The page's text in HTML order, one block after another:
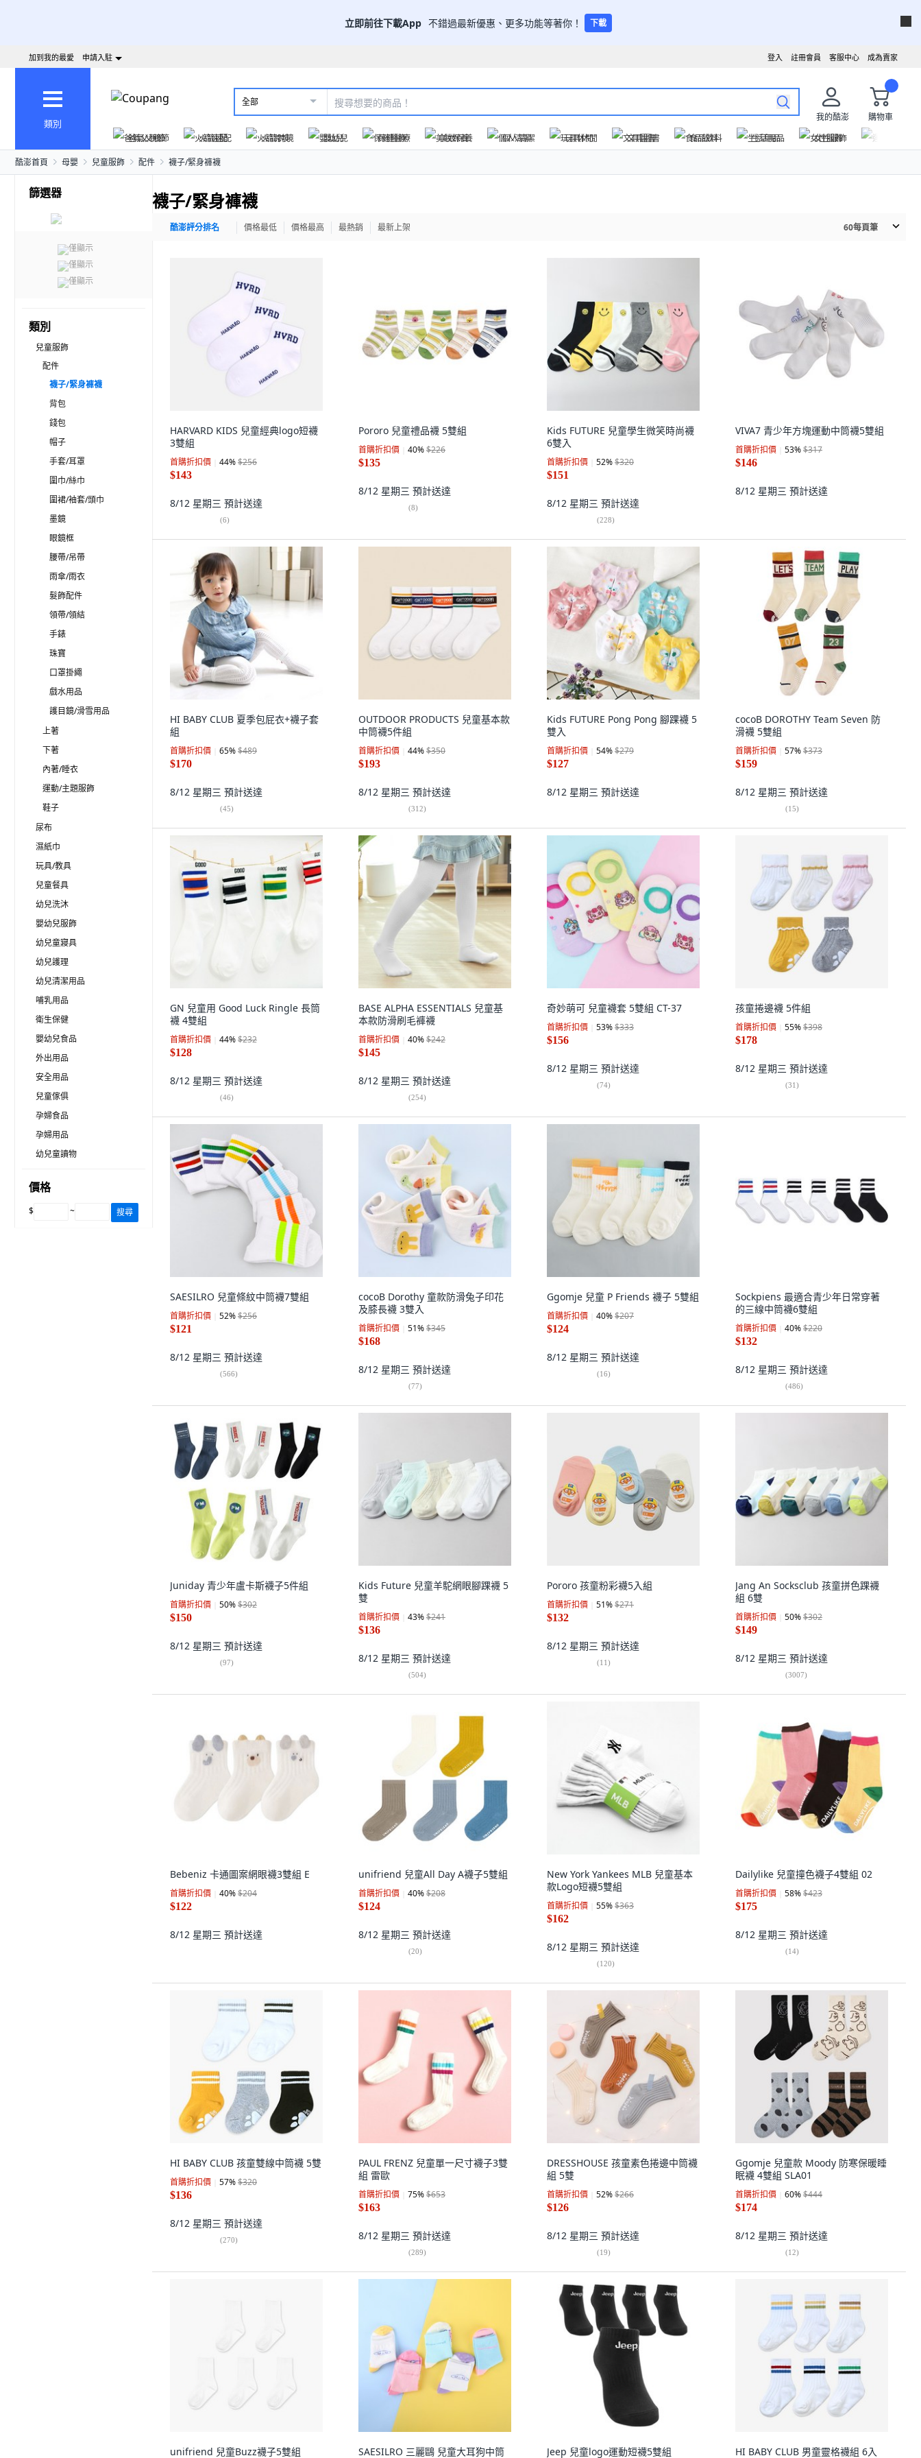
立即前往下載App 不錯過最新優惠、更多功能等著你！ 下載
成為賣家
客服中心
註冊會員
登入
加到我的最愛 申請入駐
類別
全部
我的酷澎
購物車
爸氣父親節
火箭速配 火箭跨境 嬰幼兒 保健醫療 美妝保養 個人清潔 玩具休閒 文具圖書 食品飲料 生活用品 女性服飾
酷澎首頁 母嬰 兒童服飾 配件 襪子/緊身褲襪
篩選器
僅顯示
僅顯示
僅顯示
類別
兒童服飾
配件
襪子/緊身褲襪
背包
錢包
帽子
手套/耳罩
圍巾/絲巾
圍裙/袖套/頭巾
墨鏡
眼鏡框
腰帶/吊帶
雨傘/雨衣
髮飾配件
領帶/領結
手錶
珠寶
口罩掛繩
戲水用品
護目鏡/滑雪用品
上著
下著
內著/睡衣
運動/主題服飾
鞋子
尿布
濕紙巾
玩具/教具
兒童餐具
幼兒洗沐
嬰幼兒服飾
幼兒童寢具
幼兒護理
幼兒清潔用品
哺乳用品
衛生保健
嬰幼兒食品
外出用品
安全用品
兒童傢俱
孕婦食品
孕婦用品
幼兒童讀物
價格
$ ~ 搜尋
襪子/緊身褲襪
酷澎評分排名 價格最低 價格最高 最熱銷 最新上架 60每頁筆
HARVARD KIDS 兒童經典logo短襪
3雙組
首購折扣價 44%$256
$143
8/12 星期三 預計送達
(6)
Pororo 兒童禮品襪 5雙組
首購折扣價 40%$226
$135
8/12 星期三 預計送達
(8)
Kids FUTURE 兒童學生微笑時尚襪
6雙入
首購折扣價 52%$320
$151
8/12 星期三 預計送達
(228)
VIVA7 青少年方塊運動中筒襪5雙組
首購折扣價 53%$317
$146
8/12 星期三 預計送達
HI BABY CLUB 夏季包屁衣+襪子套
組
首購折扣價 65%$489
$170
8/12 星期三 預計送達
(45)
OUTDOOR PRODUCTS 兒童基本款
中筒襪5件組
首購折扣價 44%$350
$193
8/12 星期三 預計送達
(312)
Kids FUTURE Pong Pong 腳踝襪 5
雙入
首購折扣價 54%$279
$127
8/12 星期三 預計送達
cocoB DOROTHY Team Seven 防
滑襪 5雙組
首購折扣價 57%$373
$159
8/12 星期三 預計送達
(15)
GN 兒童用 Good Luck Ringle 長筒
襪 4雙組
首購折扣價 44%$232
$128
8/12 星期三 預計送達
(46)
BASE ALPHA ESSENTIALS 兒童基
本款防滑刷毛褲襪
首購折扣價 40%$242
$145
8/12 星期三 預計送達
(254)
奇妙萌可 兒童襪套 5雙組 CT-37
首購折扣價 53%$333
$156
8/12 星期三 預計送達
(74)
孩童捲邊襪 5件組
首購折扣價 55%$398
$178
8/12 星期三 預計送達
(31)
SAESILRO 兒童條紋中筒襪7雙組
首購折扣價 52%$256
$121
8/12 星期三 預計送達
(566)
cocoB Dorothy 童款防滑兔子印花
及膝長襪 3雙入
首購折扣價 51%$345
$168
8/12 星期三 預計送達
(77)
Ggomje 兒童 P Friends 襪子 5雙組
首購折扣價 40%$207
$124
8/12 星期三 預計送達
(16)
Sockpiens 最適合青少年日常穿著
的三線中筒襪6雙組
首購折扣價 40%$220
$132
8/12 星期三 預計送達
(486)
Juniday 青少年盧卡斯襪子5件組
首購折扣價 50%$302
$150
8/12 星期三 預計送達
(97)
Kids Future 兒童羊駝網眼腳踝襪 5
雙
首購折扣價 43%$241
$136
8/12 星期三 預計送達
(504)
Pororo 孩童粉彩襪5入組
首購折扣價 51%$271
$132
8/12 星期三 預計送達
(11)
Jang An Socksclub 孩童拼色踝襪
組 6雙
首購折扣價 50%$302
$149
8/12 星期三 預計送達
(3007)
Bebeniz 卡通圖案網眼襪3雙組 E
首購折扣價 40%$204
$122
8/12 星期三 預計送達
unifriend 兒童All Day A襪子5雙組
首購折扣價 40%$208
$124
8/12 星期三 預計送達
(20)
New York Yankees MLB 兒童基本
款Logo短襪5雙組
首購折扣價 55%$363
$162
8/12 星期三 預計送達
(120)
Dailylike 兒童撞色襪子4雙組 02
首購折扣價 58%$423
$175
8/12 星期三 預計送達
(14)
HI BABY CLUB 孩童雙線中筒襪 5雙
首購折扣價 57%$320
$136
8/12 星期三 預計送達
(270)
PAUL FRENZ 兒童單一尺寸襪子3雙
組 雷歐
首購折扣價 75%$653
$163
8/12 星期三 預計送達
(289)
DRESSHOUSE 孩童素色捲邊中筒襪
組 5雙
首購折扣價 52%$266
$126
8/12 星期三 預計送達
(19)
Ggomje 兒童款 Moody 防寒保暖睡
眠襪 4雙組 SLA01
首購折扣價 60%$444
$174
8/12 星期三 預計送達
(12)
unifriend 兒童Buzz襪子5雙組
SAESILRO 三麗鷗 兒童大耳狗中筒
Jeep 兒童logo運動短襪5雙組 HI BABY CLUB 男童靈格襪組 6入